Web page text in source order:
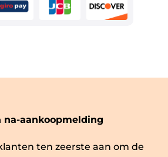
na-aankoopmelding
ten zeerste aan om de